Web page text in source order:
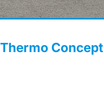
Thermo